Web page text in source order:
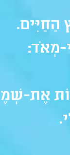
הַחַיִּים.
מְאֹד:
אֶת-